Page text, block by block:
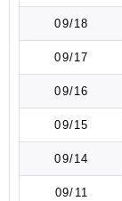
09/18
09/17
09/16
09/15
09/14
09/11